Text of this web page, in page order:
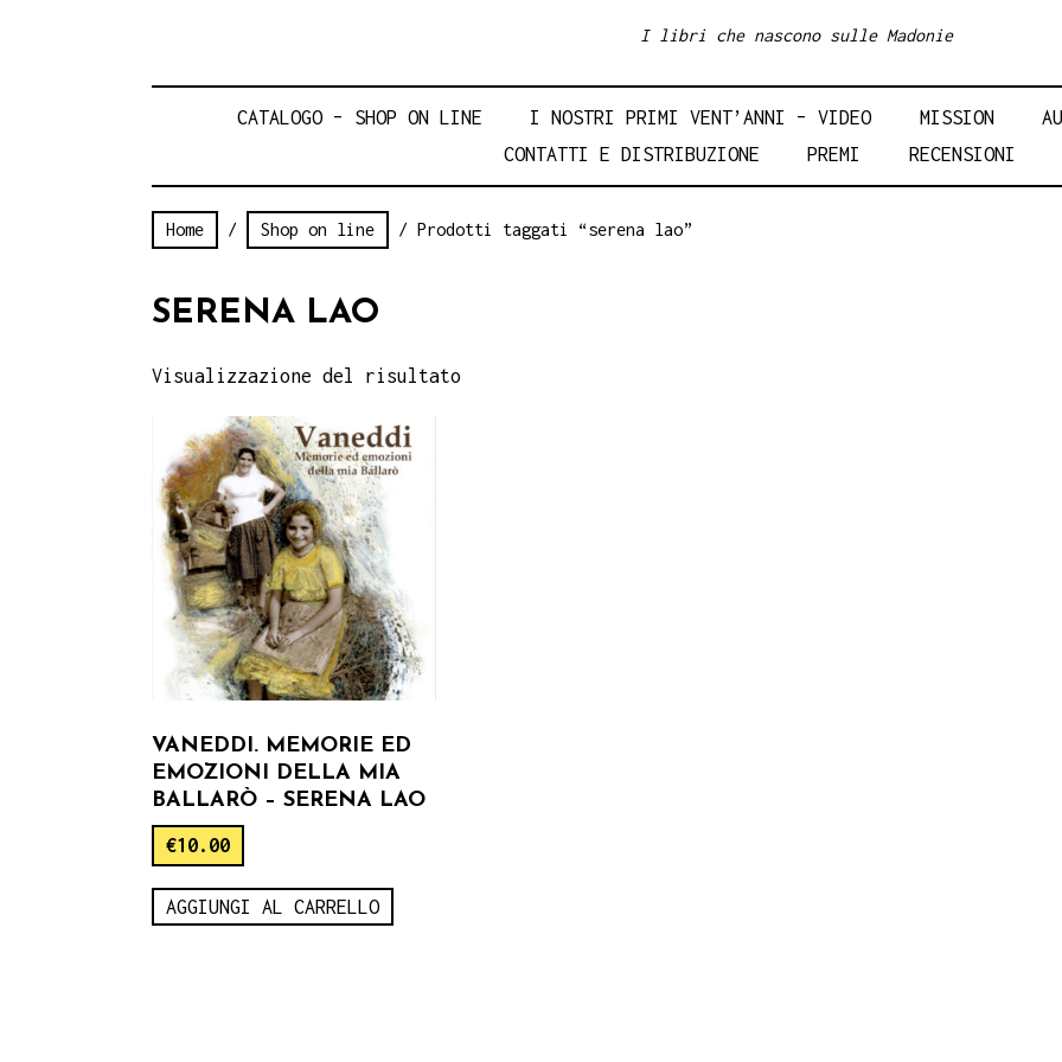
I libri che nascono sulle Madonie
CATALOGO – SHOP ON LINE I NOSTRI PRIMI VENT’ANNI – VIDEO MISSION
CONTATTI E DISTRIBUZIONE
PREMI RECENSIONI
Home / Shop on line / Prodotti taggati “serena lao”
SERENA LAO
Visualizzazione del risultato
VANEDDI. MEMORIE ED
EMOZIONI DELLA MIA
BALLARÒ – SERENA LAO
€10.00
AGGIUNGI AL CARRELLO